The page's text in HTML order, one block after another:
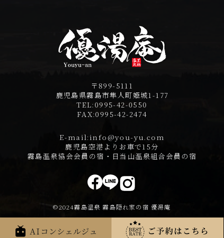
〒899-5111
鹿児島県霧島市隼人町姫城1-177
TEL: 0995-42-0550
FAX:0995-42-2474
E-mail:info@you-yu.com
鹿児島空港よりお車で15分
霧島温泉協会会員の宿・日当山温泉組合会員の宿
©2024霧島温泉 霧島隠れ家の宿 優湯庵